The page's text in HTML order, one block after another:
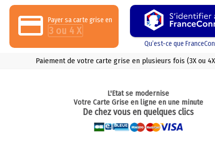
Payer sa carte grise en
3 ou 4 X
Qu’est-ce que
Paiement de votre carte grise en plusieurs fois (3X ou
L'Etat se modernise
Votre Carte Grise en ligne en une minute
De chez vous en quelques clics